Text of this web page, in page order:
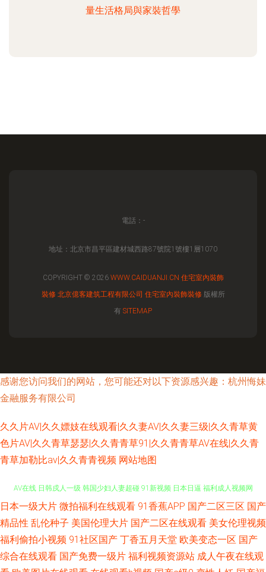
量生活格局與家裝哲學
電話：-
地址：北京市昌平區建材城西路87號院1號樓1層1070
COPYRIGHT © 2026 WWW.CAIDUANJI.CN 住宅室內裝飾
裝修 北京億客建筑工程有限公司 住宅室內裝飾裝修版權所
有 SITEMAP
感谢您访问我们的网站，您可能还对以下资源感兴趣：杭州悔妹
金融服务有限公司
久久片AV|久久嫖妓在线观看|久久妻AV|久久妻三级|久久青草黄
色片AV|久久青草瑟瑟|久久青青草91|久久青青草AV在线|久久青
青草加勒比av|久久青青视频 网站地图
免费的肏屄网址 国产福利夜 丁香五香天堂网 伊人干B 欧美操欧美 变态另类
AV在线 日韩戍人一级 韩国少妇人妻超碰 91新视频 日本日逼 福利成人视频网
最新资源AV 日本男女网站 国产另类综合 91红杏 欧洲狠艹 国产精品久久成人
日本一级大片 微拍福利在线观看 91香蕉APP 国产二区三区 国产
精品性 乱伦种子 美国伦理大片 国产二区在线观看 美女伦理视频
福利偷拍小视频 91社区国产 丁香五月天堂 欧美变态一区 国产
综合在线观看 国产免费一级片 福利视频资源站 成人午夜在线观